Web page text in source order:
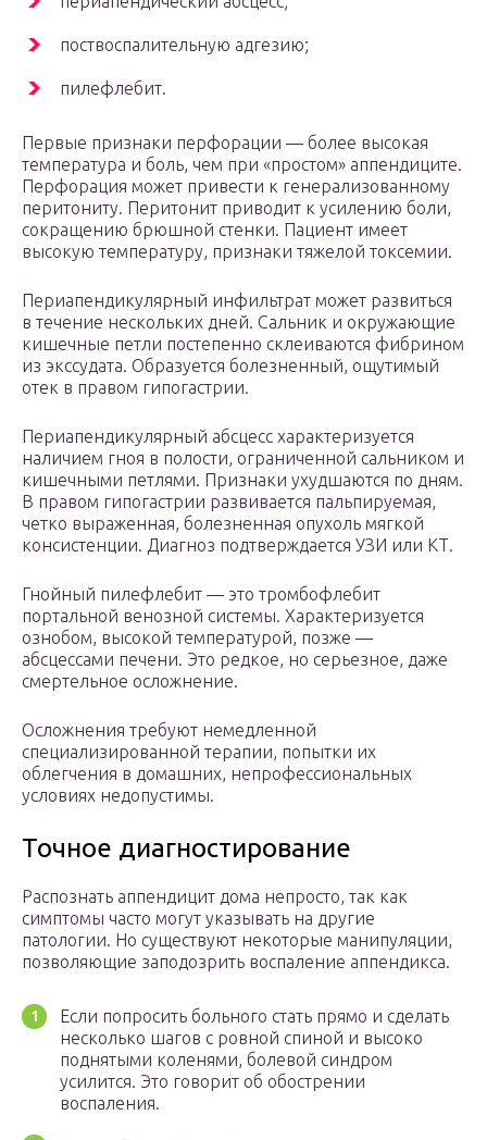
поствоспалительную адгезию;
пилефлебит.
Первые признаки перфорации — более высокая
температура и боль, чем при «простом» аппендиците.
Перфорация может привести к генерализованному
перитониту. Перитонит приводит к усилению боли,
сокращению брюшной стенки. Пациент имеет
высокую температуру, признаки тяжелой токсемии.
Периапендикулярный инфильтрат может развиться
в течение нескольких дней. Сальник и окружающие
кишечные петли постепенно склеиваются фибрином
из экссудата. Образуется болезненный, ощутимый
отек в правом гипогастрии.
Периапендикулярный абсцесс характеризуется
наличием гноя в полости, ограниченной сальником и
кишечными петлями. Признаки ухудшаются по дням.
В правом гипогастрии развивается пальпируемая,
четко выраженная, болезненная опухоль мягкой
консистенции. Диагноз подтверждается УЗИ или КТ.
Гнойный пилефлебит — это тромбофлебит
портальной венозной системы. Характеризуется
ознобом, высокой температурой, позже —
абсцессами печени. Это редкое, но серьезное, даже
смертельное осложнение.
Осложнения требуют немедленной
специализированной терапии, попытки их
облегчения в домашних, непрофессиональных
условиях недопустимы.
Точное диагностирование
Распознать аппендицит дома непросто, так как
симптомы часто могут указывать на другие
патологии. Но существуют некоторые манипуляции,
позволяющие заподозрить воспаление аппендикса.
Если попросить больного стать прямо и сделать
несколько шагов с ровной спиной и высоко
поднятыми коленями, болевой синдром
усилится. Это говорит об обострении
воспаления.